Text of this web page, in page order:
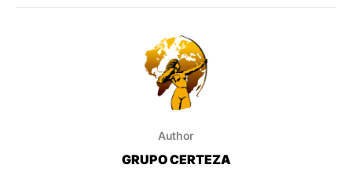
Author
GRUPO CERTEZA